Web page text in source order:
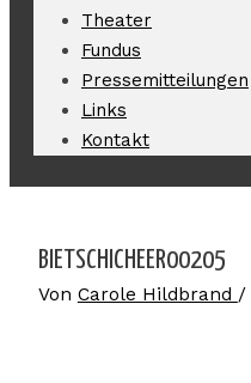
Theater
Fundus
Pressemitteilungen
Links
Kontakt
BIETSCHICHEER00205
Von Carole Hildbrand /